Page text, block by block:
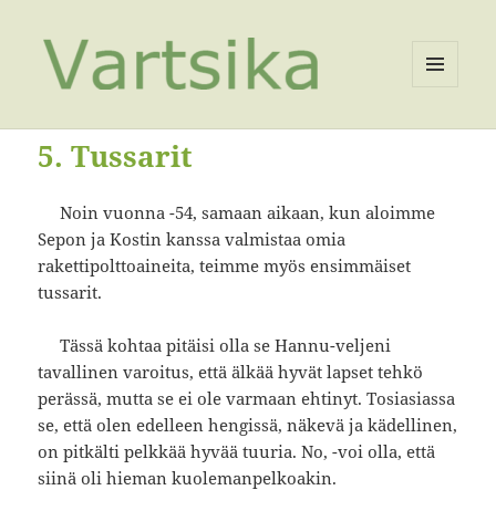
VIMPAIMET
5. Tussarit
Noin vuonna -54, samaan aikaan, kun aloimme
Sepon ja Kostin kanssa valmistaa omia
rakettipolttoaineita, teimme myös ensimmäiset
tussarit.
Tässä kohtaa pitäisi olla se Hannu-veljeni
tavallinen varoitus, että älkää hyvät lapset tehkö
perässä, mutta se ei ole varmaan ehtinyt. Tosiasiassa
se, että olen edelleen hengissä, näkevä ja kädellinen,
on pitkälti pelkkää hyvää tuuria. No, -voi olla, että
siinä oli hieman kuolemanpelkoakin.